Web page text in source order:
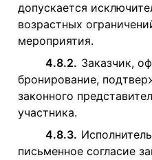
допускается
возрастных
мероприятия.
4.8.2. Заказчик,
бронирование,
законного
участника.
4.8.3.
письменное согласие